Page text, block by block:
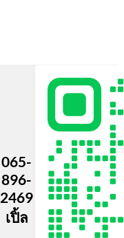
065-
896-
2469
เปิ้ล